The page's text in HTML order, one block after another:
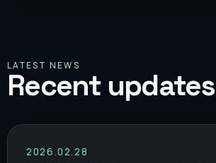
LATEST NEWS
Recent updates
2026.02.28